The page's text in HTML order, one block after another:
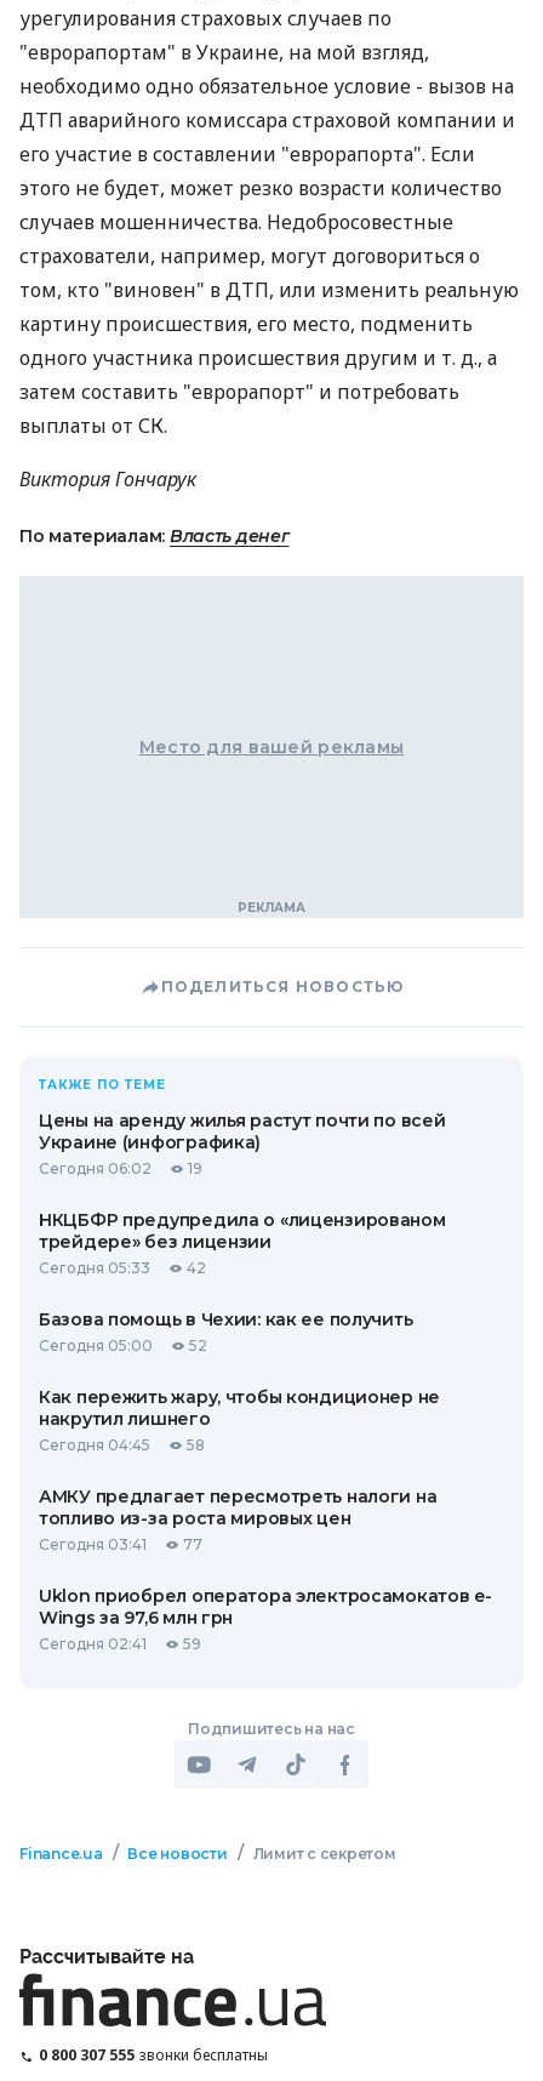
урегулирования страховых случаев по
"еврорапортам" в Украине, на мой взгляд,
необходимо одно обязательное условие - вызов на
ДТП аварийного комиссара страховой компании и
его участие в составлении "еврорапорта". Если
этого не будет, может резко возрасти количество
случаев мошенничества. Недобросовестные
страхователи, например, могут договориться о
том, кто "виновен" в ДТП, или изменить реальную
картину происшествия, его место, подменить
одного участника происшествия другим и т. д., а
затем составить "еврорапорт" и потребовать
выплаты от СК.
Виктория Гончарук
По материалам: Власть денег
Место для вашей рекламы
ПОДЕЛИТЬСЯ НОВОСТЬЮ
ТАКЖЕ ПО ТЕМЕ
Цены на аренду жилья растут почти по всей
Украине (инфографика)
Сегодня 06:02 19
НКЦБФР предупредила о «лицензированом
трейдере» без лицензии
Сегодня 05:33 42
Базова помощь в Чехии: как ее получить
Сегодня 05:00 52
Как пережить жару, чтобы кондиционер не
накрутил лишнего
Сегодня 04:45 58
АМКУ предлагает пересмотреть налоги на
топливо из-за роста мировых цен
Сегодня 03:41 77
Uklon приобрел оператора электросамокатов e-
Wings за 97,6 млн грн
Сегодня 02:41 59
Подпишитесь на нас
Finance.ua / Все новости / Лимит с секретом
Рассчитывайте на
0 800 307 555 звонки бесплатны